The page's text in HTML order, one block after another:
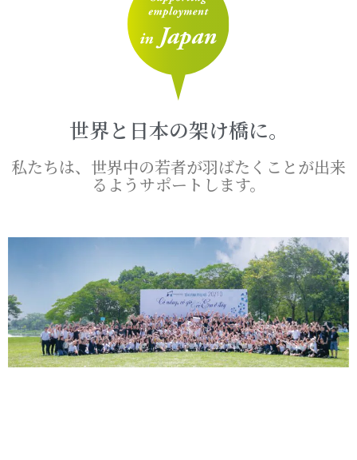
世界と日本の架け橋に。
私たちは、世界中の若者が羽ばたくことが出来
るようサポートします。